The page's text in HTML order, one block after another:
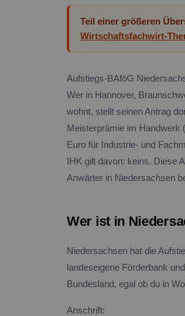
Teil einer größeren
Wirtschaftsfachwirt-
Aufstiegs-BAföG
Wer in Hannover,
wohnt, stellt seinen Antrag
Meisterprämie im Handwerk
Euro für Industrie- und
IHK gilt davon: keins. Diese
Anwärter in Niedersachsen
Wer ist in
Niedersachsen hat die
landeseigene Förderbank
Bundesland, egal ob du in
Anschrift: